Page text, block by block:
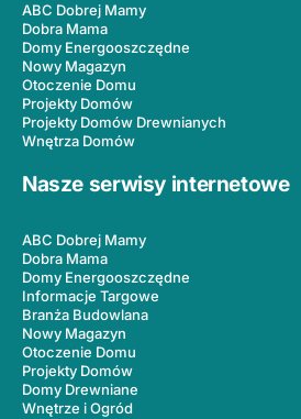
ABC Dobrej Mamy
Dobra Mama
Domy Energooszczędne
Nowy Magazyn
Otoczenie Domu
Projekty Domów
Projekty Domów Drewnianych
Wnętrza Domów
Nasze serwisy internetowe
ABC Dobrej Mamy
Dobra Mama
Domy Energooszczędne
Informacje Targowe
Branża Budowlana
Nowy Magazyn
Otoczenie Domu
Projekty Domów
Domy Drewniane
Wnętrze i Ogród